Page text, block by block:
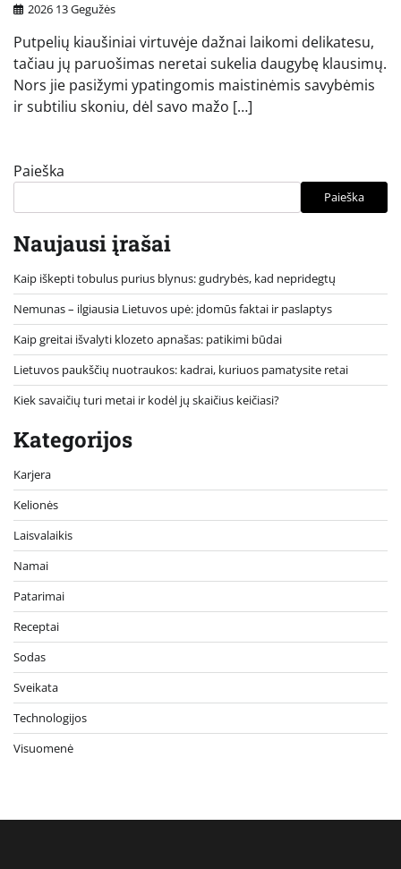
2026 13 Gegužės
Putpelių kiaušiniai virtuvėje dažnai laikomi delikatesu,
tačiau jų paruošimas neretai sukelia daugybę klausimų.
Nors jie pasižymi ypatingomis maistinėmis savybėmis
ir subtiliu skoniu, dėl savo mažo […]
Paieška
Paieška
Naujausi įrašai
Kaip iškepti tobulus purius blynus: gudrybės, kad nepridegtų
Nemunas – ilgiausia Lietuvos upė: įdomūs faktai ir paslaptys
Kaip greitai išvalyti klozeto apnašas: patikimi būdai
Lietuvos paukščių nuotraukos: kadrai, kuriuos pamatysite retai
Kiek savaičių turi metai ir kodėl jų skaičius keičiasi?
Kategorijos
Karjera
Kelionės
Laisvalaikis
Namai
Patarimai
Receptai
Sodas
Sveikata
Technologijos
Visuomenė